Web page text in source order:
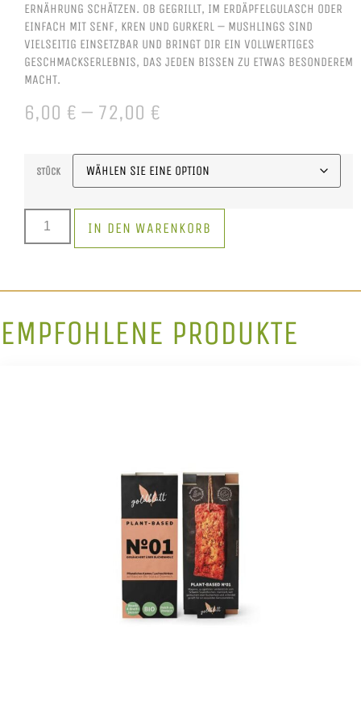
ERNÄHRUNG SCHÄTZEN. OB GEGRILLT, IM ERDÄPFELGULASCH ODER
EINFACH MIT SENF, KREN UND GURKERL – MUSHLINGS SIND
VIELSEITIG EINSETZBAR UND BRINGT DIR EIN VOLLWERTIGES
GESCHMACKSERLEBNIS, DAS JEDEN BISSEN ZU ETWAS BESONDEREM
MACHT.
6,00 € – 72,00 €
STÜCK
IN DEN WARENKORB
EMPFOHLENE PRODUKTE